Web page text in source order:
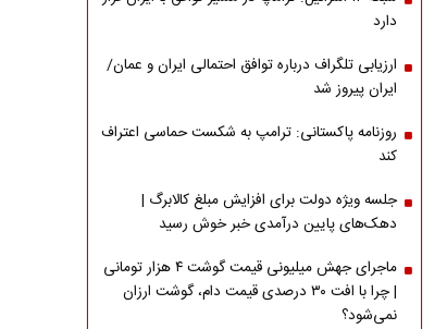
دارد
ارزیابی تلگراف درباره توافق احتمالی ایران و عمان/
ایران پیروز شد
روزنامه پاکستانی: ترامپ به شکست حماسی اعتراف
کند
جلسه ویژه دولت برای افزایش مبلغ کالابرگ |
دهک‌های پایین درآمدی خبر خوش رسید
ماجرای جهش میلیونی قیمت گوشت ۴ هزار تومانی
| چرا با افت ۳۰ درصدی قیمت دام، گوشت ارزان
نمی‌شود؟